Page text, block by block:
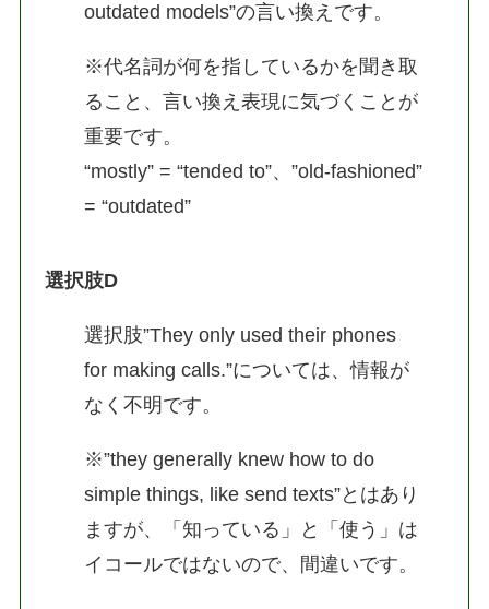
outdated models”の言い換えです。
※代名詞が何を指しているかを聞き取
ること、言い換え表現に気づくことが
重要です。
“mostly” = “tended to”、”old-fashioned”
= “outdated”
選択肢D
選択肢”They only used their phones
for making calls.”については、情報が
なく不明です。
※”they generally knew how to do
simple things, like send texts”とはあり
ますが、「知っている」と「使う」は
イコールではないので、間違いです。